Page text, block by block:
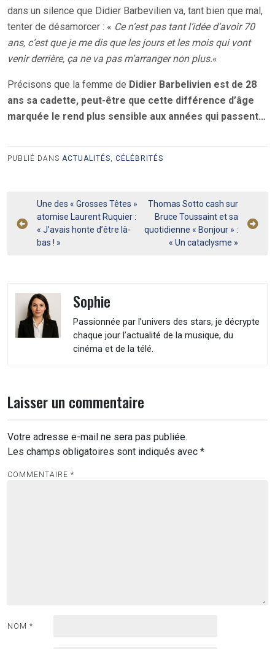
dans un silence que Didier Barbevilien va, tant bien que mal,
tenter de désamorcer : « Ce n’est pas tant l’idée d’avoir 70
ans, c’est que je me dis que les jours et les mois qui vont
venir derrière, ça ne va pas m’arranger non plus.«
Précisons que la femme de Didier Barbelivien est de 28
ans sa cadette, peut-être que cette différence d’âge
marquée le rend plus sensible aux années qui passent…
PUBLIÉ DANS ACTUALITÉS CÉLÉBRITÉS
Navigation
de
l’article
Une des « Grosses Têtes »
atomise Laurent Ruquier :
« J’avais honte d’être là-
bas ! »
Thomas Sotto cash sur
Bruce Toussaint et sa
quotidienne « Bonjour » :
« Un cataclysme »
Sophie
Passionnée par l’univers des stars, je décrypte
chaque jour l’actualité de la musique, du
cinéma et de la télé.
Laisser un commentaire
Votre adresse e-mail ne sera pas publiée.
Les champs obligatoires sont indiqués avec *
COMMENTAIRE *
NOM *